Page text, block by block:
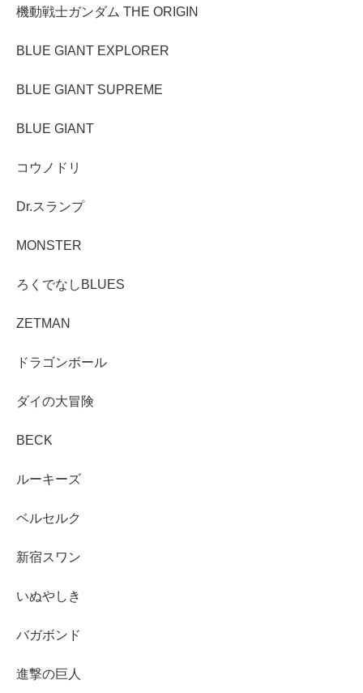
機動戦士ガンダム THE ORIGIN
BLUE GIANT EXPLORER
BLUE GIANT SUPREME
BLUE GIANT
コウノドリ
Dr.スランプ
MONSTER
ろくでなしBLUES
ZETMAN
ドラゴンボール
ダイの大冒険
BECK
ルーキーズ
ベルセルク
新宿スワン
いぬやしき
バガボンド
進撃の巨人